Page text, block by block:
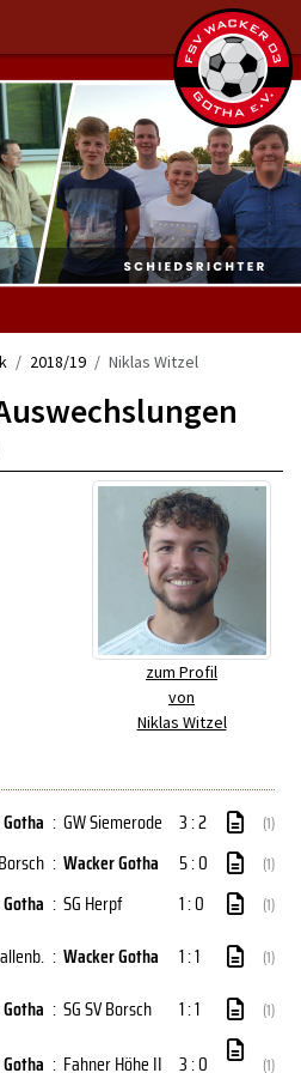
2018/19 Niklas Witzel
zum Profil
von
Niklas Witzel
: GW Siemerode 3 : 2 (1)
: Wacker Gotha 5 : 0 (1)
: SG Herpf 1 : 0 (1)
: Wacker Gotha 1 : 1 (1)
: SG SV Borsch 1 : 1 (1)
: Fahner Höhe II 3 : 0 (1)